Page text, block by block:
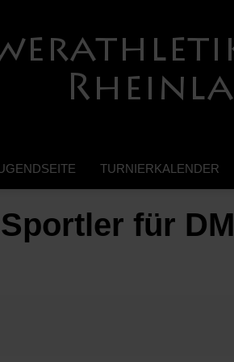
TURNIERKALENDER
für DM